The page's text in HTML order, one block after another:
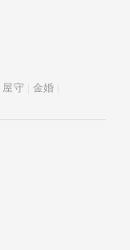
屋守 金婚